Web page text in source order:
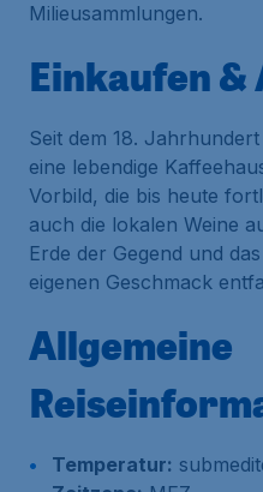
Milieusammlungen.
Einkaufen &
Seit dem 18.
eine lebendige
Vorbild, die bis heute
auch die lokalen Weine
Erde der Gegend und
eigenen Geschmack
Allgemeine
Temperatur: